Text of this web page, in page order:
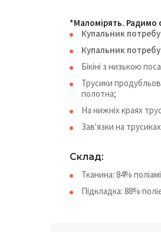
*Маломірять. Радимо
Купальник
Купальник
Бікіні з низькою
Трусики
полотна;
На нижніх краях
Зав'язки на
Склад:
Тканина: 84%
Підкладка: 88%